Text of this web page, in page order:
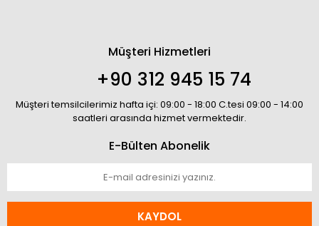
Müşteri Hizmetleri
+90 312 945 15 74
Müşteri temsilcilerimiz hafta içi: 09:00 - 18:00 C.tesi 09:00 - 14:00
saatleri arasında hizmet vermektedir.
E-Bülten Abonelik
KAYDOL